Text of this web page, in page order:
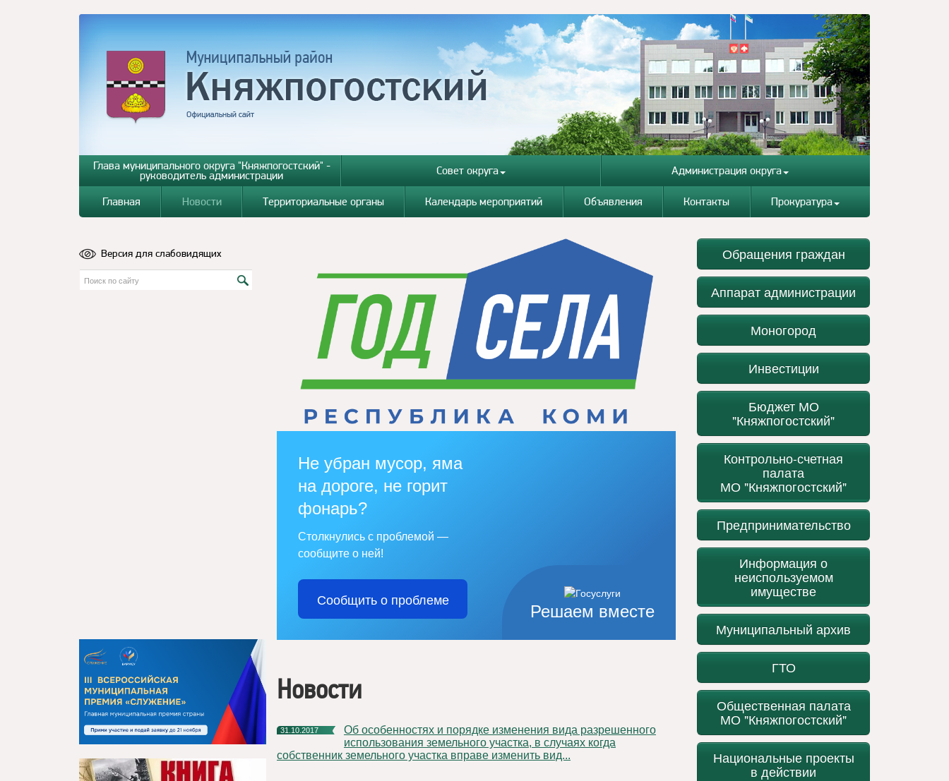
Глава муниципального округа "Княжпогостский" -
руководитель администрации Совет округа Администрация округа
Главная Новости Территориальные органы Календарь мероприятий Объявления Контакты Прокуратура
Версия для слабовидящих
Решаем вместе
Не убран мусор, яма
на дороге, не горит
фонарь?
Столкнулись с проблемой —
сообщите о ней!
Сообщить о проблеме
Новости
31.10.2017
Об особенностях и порядке изменения вида разрешенного
использования земельного участка, в случаях когда
собственник земельного участка вправе изменить вид...
Обращения граждан
Аппарат администрации
Моногород
Инвестиции
Бюджет МО
"Княжпогостский"
Контрольно-счетная
палата
МО "Княжпогостский"
Предпринимательство
Информация о
неиспользуемом
имуществе
Муниципальный архив
ГТО
Общественная палата
МО "Княжпогостский"
Национальные проекты
в действии